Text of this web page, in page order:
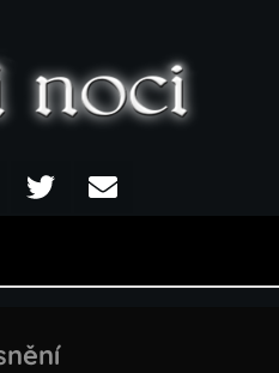
Twitter Email